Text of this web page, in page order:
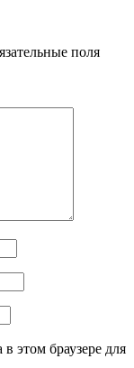
поля
этом браузере для